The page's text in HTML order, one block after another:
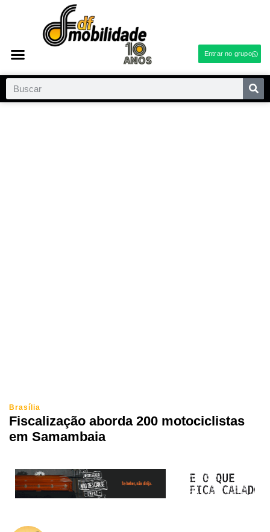
Entrar no grupo
Brasília
Fiscalização aborda 200 motociclistas
em Samambaia